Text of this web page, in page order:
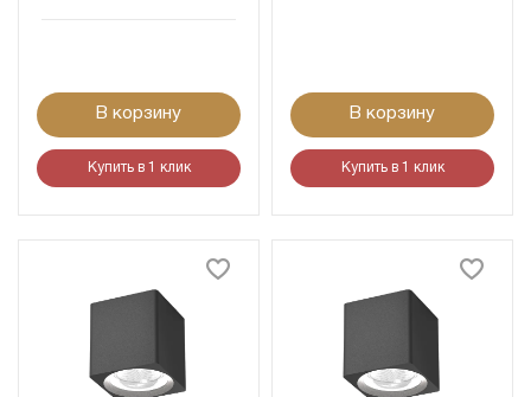
В корзину
Купить в 1 клик
В корзину
Купить в 1 клик